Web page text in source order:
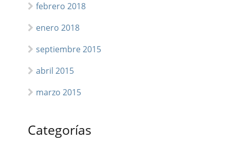
febrero 2018
enero 2018
septiembre 2015
abril 2015
marzo 2015
Categorías